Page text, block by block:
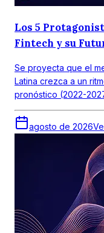
Los 5
Fintech y su
Se proyecta que el
Latina crezca a un
pronóstico (2022-
compuesta (CAGR)
América Latina
millones en 2021.
agosto de 2026